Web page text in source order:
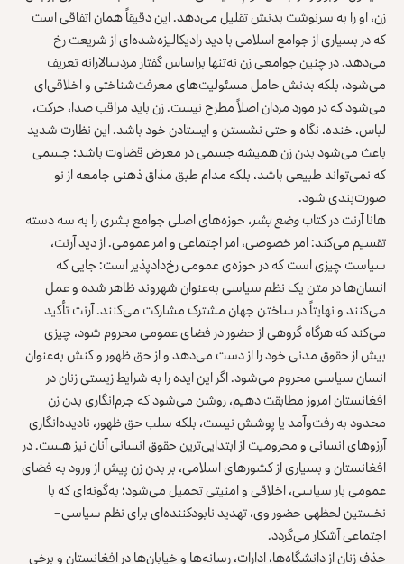
زن، او را به سرنوشت بدنش تقلیل می‌دهد. این دقیقاً همان اتفاقی است
که در بسیاری از جوامع اسلامی با دید رادیکالیزه‌شده‌ای از شریعت رخ
می‌دهد. در چنین جوامعی زن نه‌تنها براساس گفتار مردسالارانه تعریف
می‌شود، بلکه بدنش حامل مسئولیت‌های معرفت‌شناختی و اخلاقی‌ای
می‌شود که در مورد مردان اصلاً مطرح نیست. زن باید مراقب صدا، حرکت،
لباس، خنده، نگاه و حتی نشستن و ایستادن خود باشد. این نظارت شدید
باعث می‌شود بدن زن همیشه جسمی در معرض قضاوت باشد؛ جسمی
که نمی‌تواند طبیعی باشد، بلکه مدام طبق مذاق ذهنی جامعه از نو
صورت‌بندی شود.
هانا آرنت در کتابوضع بشر، حوزه‌های اصلی جوامع بشری را به سه دسته
تقسیم می‌کند: امر خصوصی، امر اجتماعی و امر عمومی. از دید آرنت،
سیاست چیزی است که در حوزه‌ی عمومی رخ‌دادپذیر است: جایی که
انسان‌ها در متن یک نظم سیاسی به‌عنوان شهروند ظاهر شده و عمل
می‌کنند و نهایتاً در ساختن جهان مشترک مشارکت می‌کنند. آرنت تأکید
می‌کند که هرگاه گروهی از حضور در فضای عمومی محروم شود، چیزی
بیش از حقوق مدنی خود را از دست می‌دهد و از حق ظهور و کنش به‌عنوان
انسان سیاسی محروم می‌شود. اگر این ایده را به شرایط زیستی زنان در
افغانستان امروز مطابقت دهیم، روشن می‌شود که جرم‌انگاری بدن زن
محدود به رفت‌وآمد یا پوشش نیست، بلکه سلب حق ظهور، نادیده‌انگاری
آرزوهای انسانی و محرومیت از ابتدایی‌ترین حقوق انسانی آنان نیز هست. در
افغانستان و بسیاری از کشورهای اسلامی، بر بدن زن پیش از ورود به فضای
عمومی بار سیاسی، اخلاقی و امنیتی تحمیل می‌شود؛ به‌گونه‌ای که با
نخستین لحظهی حضور وی، تهدید نابودکننده‌ای برای نظم سیاسی–
اجتماعی آشکار می‌گردد.
حذف زنان از دانشگاه‌ها، ادارات، رسانه‌ها و خیابان‌ها در افغانستان و برخی